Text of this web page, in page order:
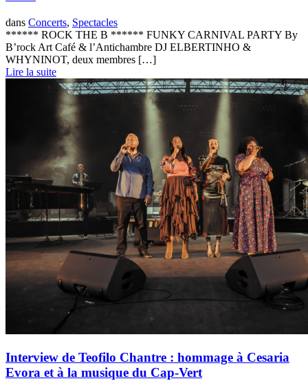
dans Concerts, Spectacles
****** ROCK THE B ****** FUNKY CARNIVAL PARTY By
B’rock Art Café & l’Antichambre DJ ELBERTINHO &
WHYNINOT, deux membres […]
Lire la suite
Interview de Teofilo Chantre : hommage à Cesaria
Evora et à la musique du Cap-Vert